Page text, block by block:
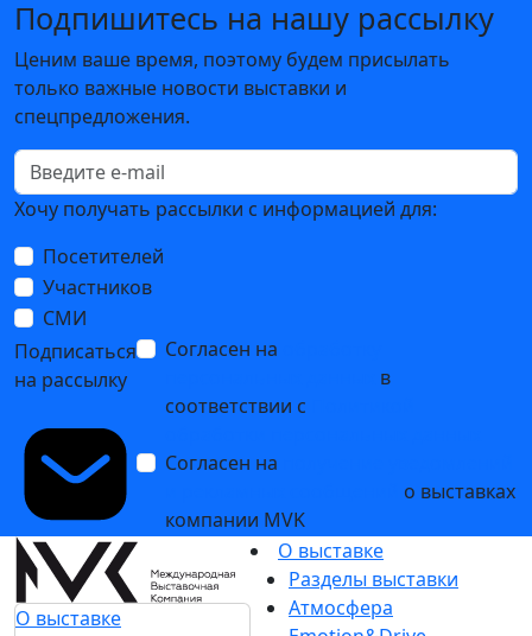
Подпишитесь на нашу рассылку
Ценим ваше время, поэтому будем присылать
только важные новости выставки и
спецпредложения.
Хочу получать рассылки с информацией для:
Посетителей
Участников
СМИ
Подписаться
на рассылку
Согласен на
в
соответствии с
Согласен на
о выставках
компании MVK
О выставке
О выставке
Разделы выставки
Атмосфера